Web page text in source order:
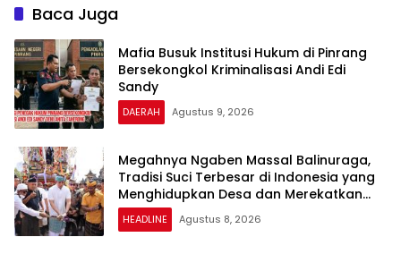
Baca Juga
Mafia Busuk Institusi Hukum di Pinrang
Bersekongkol Kriminalisasi Andi Edi
Sandy
DAERAH Agustus 9, 2026
Megahnya Ngaben Massal Balinuraga,
Tradisi Suci Terbesar di Indonesia yang
Menghidupkan Desa dan Merekatkan
Ikatan Keluarga
HEADLINE Agustus 8, 2026